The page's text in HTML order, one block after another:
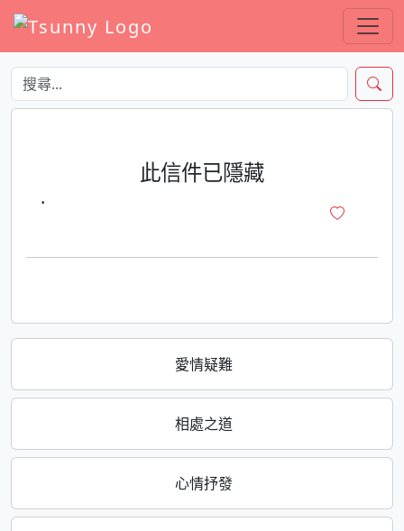
愛情疑難
相處之道
心情抒發
此信件已隱藏
·